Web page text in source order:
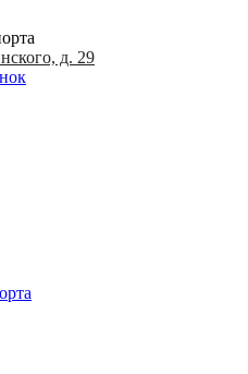
д. 29